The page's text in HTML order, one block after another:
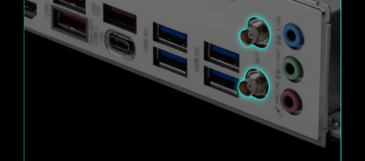
模式運行，視情況隨時調整風扇轉速和進行降噪。
Hysteresis也能讓系統風扇的運轉更為流暢，並確
保系統隨時處於安靜的狀態。
1x
64
Gbps
強化焊接點
主機板上增加多處焊點進行
強化，以支撐沉重的顯示卡